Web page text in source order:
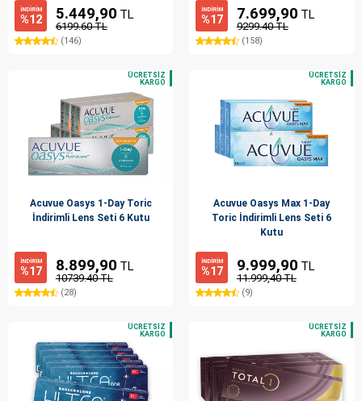
İNDİRİM
%12 5.449,90 TL
6199.60 TL
(146)
İNDİRİM
%17 7.699,90 TL
9299.40 TL
(158)
Acuvue Oasys 1-Day Toric
İndirimli Lens Seti 6 Kutu
İNDİRİM
%17 8.899,90 TL
10739.40 TL
(28)
Acuvue Oasys Max 1-Day
Toric İndirimli Lens Seti 6
Kutu
İNDİRİM
%17 9.999,90 TL
11.999,40 TL
(9)